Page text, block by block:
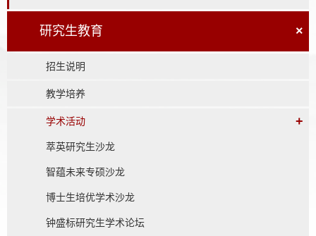
研究生教育 ×
招生说明
教学培养
学术活动 +
萃英研究生沙龙
智蕴未来专硕沙龙
博士生培优学术沙龙
钟盛标研究生学术论坛